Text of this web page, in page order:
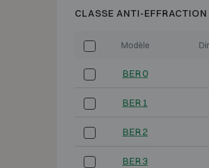
CLASSE ANTI-
Modèle
BER 0
BER 1
BER 2
BER 3